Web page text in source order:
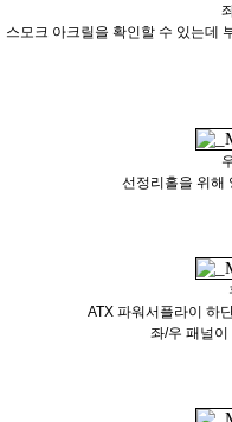
스모크 아크릴을 확인할 수 있는데
선정리홀을 위해
ATX 파워서플라이 하
좌/우 패널